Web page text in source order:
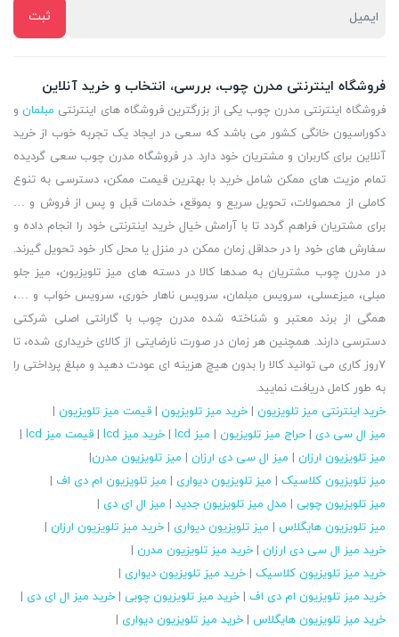
فروشگاه اینترنتی مدرن چوب، بررسی، انتخاب و خرید آنلاین
فروشگاه اینترنتی مدرن چوب یکی از بزرگترین فروشگاه های اینترنتی مبلمانو
دکوراسیون خانگی کشور می باشد که سعی در ایجاد یک تجربه خوب از خرید
آنلاین برای کاربران و مشتریان خود دارد. در فروشگاه مدرن چوب سعی گردیده
تمام مزیت های ممکن شامل خرید با بهترین قیمت ممکن، دسترسی به تنوع
کاملی از محصولات، تحویل سریع و بموقع، خدمات قبل و پس از فروش و …
برای مشتریان فراهم گردد تا با آرامش خیال خرید اینترنتی خود را انجام داده و
سفارش های خود را در حداقل زمان ممکن در منزل یا محل کار خود تحویل گیرند.
در مدرن چوب مشتریان به صدها کالا در دسته های میز تلویزیون، میز جلو
مبلی، میزعسلی، سرویس مبلمان، سرویس ناهار خوری، سرویس خواب و …،
همگی از برند معتبر و شناخته شده مدرن چوب با گارانتی اصلی شرکتی
دسترسی دارند. همچنین هر زمان در صورت نارضایتی از کالای خریداری شده، تا
7روز کاری می توانید کالا را بدون هیچ هزینه ای عودت دهید و مبلغ پرداختی را
به طور کامل دریافت نمایید.
خرید اینترنتی میز تلویزیون | خرید میز تلویزیون | قیمت میز تلویزیون |
میز ال سی دی | حراج میز تلویزیون | میز lcd | خرید میز lcd | قیمت میز lcd
|
میز تلویزیون ارزان | میز ال سی دی ارزان | میز تلویزیون مدرن|
میز تلویزیون کلاسیک | میز تلویزیون دیواری | میز تلویزیون ام دی اف |
میز تلویزیون چوبی | مدل میز تلویزیون جدید | میز ال ای دی |
میز تلویزیون هایگلاس | میز تلویزیون دیواری | خرید میز تلویزیون ارزان |
خرید میز ال سی دی ارزان | خرید میز تلویزیون مدرن |
خرید میز تلویزیون کلاسیک | خرید میز تلویزیون دیواری |
خرید میز تلویزیون ام دی اف | خرید میز تلویزیون چوبی | خرید میز ال ای دی |
خرید میز تلویزیون هایگلاس | خرید میز تلویزیون دیواری |